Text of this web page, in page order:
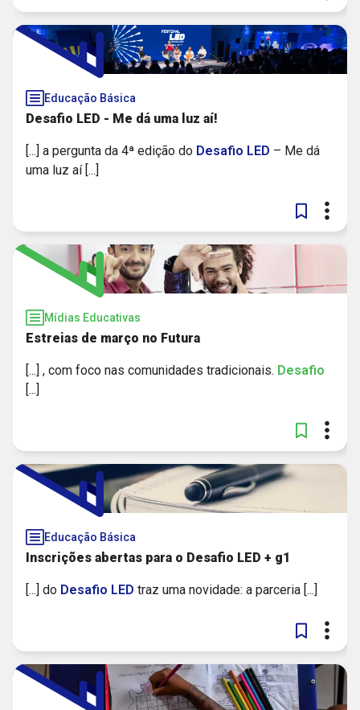
Educação Básica
Desafio LED - Me dá uma luz aí!
[...] a pergunta da 4ª edição do Desafio LED – Me dá
uma luz aí [...]
Mídias Educativas
Estreias de março no Futura
[...] , com foco nas comunidades tradicionais. Desafio
[...]
Educação Básica
Inscrições abertas para o Desafio LED + g1
[...] do Desafio LED traz uma novidade: a parceria [...]